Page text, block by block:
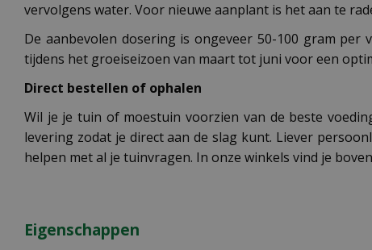
vervolgens water. Voor nieuwe aanplant is het aan te
De aanbevolen dosering is ongeveer 50-100 gram
tijdens het groeiseizoen van maart tot juni voor een
Direct bestellen of ophalen
Wil je je tuin of moestuin voorzien van de beste
levering zodat je direct aan de slag kunt. Liever
helpen met al je tuinvragen. In onze winkels vind je
Eigenschappen